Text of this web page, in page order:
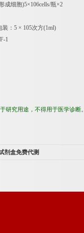
成细胞)5×106cells/瓶×2
装： 5 × 105次方(1ml)
1
研究用途，不得用于医学诊断。
剂盒免费代测